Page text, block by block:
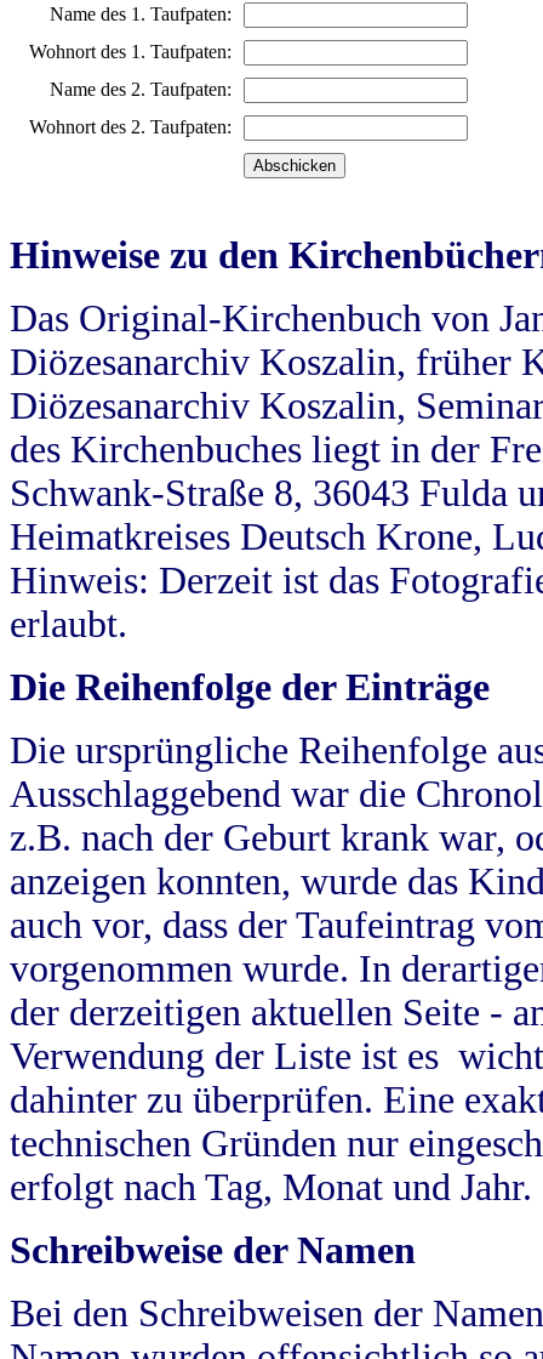
Name des 1. Taufpaten:
Wohnort des 1. Taufpaten:
Name des 2. Taufpaten:
Wohnort des 2. Taufpaten:
Hinweise zu den
Das Original-Kirchenbuch von
Diözesanarchiv Koszalin, früher
Diözesanarchiv Koszalin,
des Kirchenbuches liegt in der
Schwank-Straße 8, 36043 Fulda
Heimatkreises Deutsch Krone,
Hinweis: Derzeit ist das
erlaubt.
Die Reihenfolge der Einträge
Die ursprüngliche Reihenfolge
Ausschlaggebend war die
z.B. nach der Geburt krank war,
anzeigen konnten, wurde das
auch vor, dass der Taufeintrag
vorgenommen wurde. In
der derzeitigen aktuellen Seite -
Verwendung der Liste ist es
dahinter zu überprüfen. Eine
technischen Gründen nur
erfolgt nach Tag, Monat und Jahr.
Schreibweise der Namen
Bei den Schreibweisen der